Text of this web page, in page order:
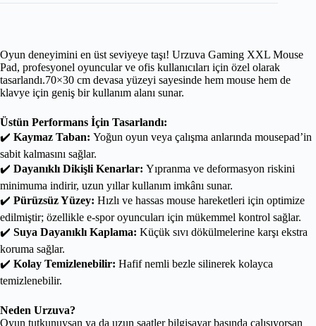
Oyun deneyimini en üst seviyeye taşı! Urzuva Gaming XXL Mouse
Pad, profesyonel oyuncular ve ofis kullanıcıları için özel olarak
tasarlandı.70×30 cm devasa yüzeyi sayesinde hem mouse hem de
klavye için geniş bir kullanım alanı sunar.
Üstün Performans İçin Tasarlandı:
✔️ Kaymaz Taban: Yoğun oyun veya çalışma anlarında mousepad’in
sabit kalmasını sağlar.
✔️ Dayanıklı Dikişli Kenarlar: Yıpranma ve deformasyon riskini
minimuma indirir, uzun yıllar kullanım imkânı sunar.
✔️ Pürüzsüz Yüzey: Hızlı ve hassas mouse hareketleri için optimize
edilmiştir; özellikle e-spor oyuncuları için mükemmel kontrol sağlar.
✔️ Suya Dayanıklı Kaplama: Küçük sıvı dökülmelerine karşı ekstra
koruma sağlar.
✔️ Kolay Temizlenebilir: Hafif nemli bezle silinerek kolayca
temizlenebilir.
Neden Urzuva?
Oyun tutkunuysan ya da uzun saatler bilgisayar başında çalışıyorsan